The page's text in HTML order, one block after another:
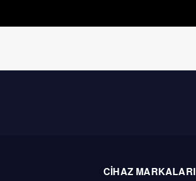
CİHAZ MARKALARI